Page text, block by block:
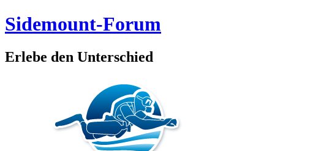
Sidemount-Forum
Erlebe den Unterschied